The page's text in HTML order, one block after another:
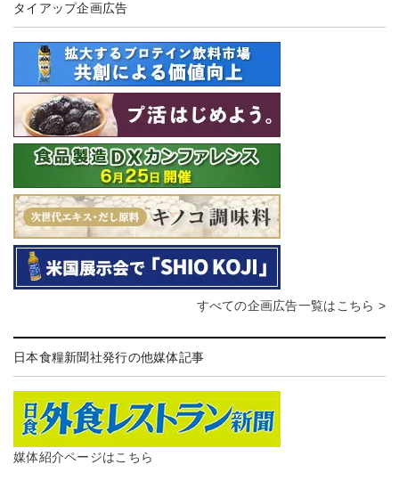
タイアップ企画広告
すべての企画広告一覧はこちら >
日本食糧新聞社発行の他媒体記事
媒体紹介ページはこちら